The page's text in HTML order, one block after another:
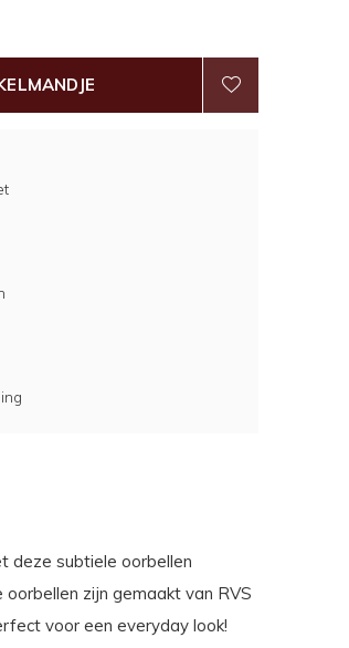
deze subtiele oorbellen
zijn gemaakt van RVS
voor een everyday look!